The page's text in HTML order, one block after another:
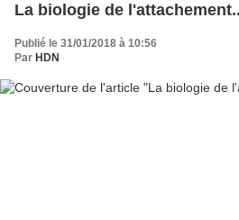
La biologie de
Publié le 31/01/2018 à 10:56
Par HDN